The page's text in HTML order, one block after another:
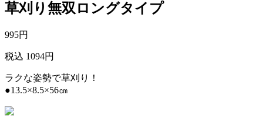
草刈り無双ロングタイプ
995円
税込 1094円
ラクな姿勢で草刈り！
●13.5×8.5×56㎝